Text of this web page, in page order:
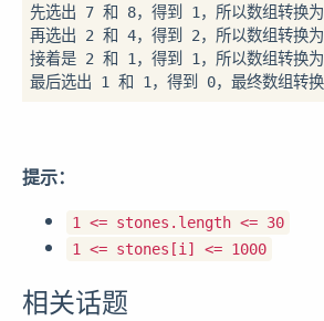
先选出 7 和 8，得到 1，所以数组转
再选出 2 和 4，得到 2，所以数组转换
接着是 2 和 1，得到 1，所以数组转换
最后选出 1 和 1，得到 0，最终数组转
提示：
1 <= stones.length <= 30
1 <= stones[i] <= 1000
相关话题